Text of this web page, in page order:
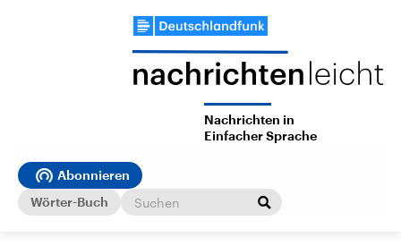
Nachrichten in
Einfacher Sprache
Abonnieren
Wörter-Buch